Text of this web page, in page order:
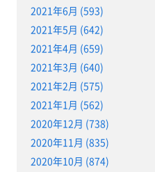
2021年6月 (593)
2021年5月 (642)
2021年4月 (659)
2021年3月 (640)
2021年2月 (575)
2021年1月 (562)
2020年12月 (738)
2020年11月 (835)
2020年10月 (874)